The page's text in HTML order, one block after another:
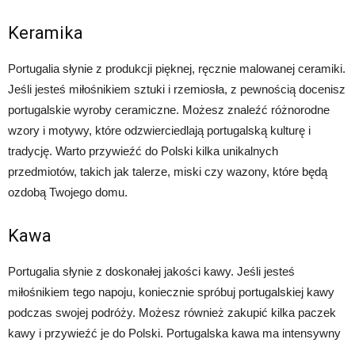
Keramika
Portugalia słynie z produkcji pięknej, ręcznie malowanej ceramiki.
Jeśli jesteś miłośnikiem sztuki i rzemiosła, z pewnością docenisz
portugalskie wyroby ceramiczne. Możesz znaleźć różnorodne
wzory i motywy, które odzwierciedlają portugalską kulturę i
tradycję. Warto przywieźć do Polski kilka unikalnych
przedmiotów, takich jak talerze, miski czy wazony, które będą
ozdobą Twojego domu.
Kawa
Portugalia słynie z doskonałej jakości kawy. Jeśli jesteś
miłośnikiem tego napoju, koniecznie spróbuj portugalskiej kawy
podczas swojej podróży. Możesz również zakupić kilka paczek
kawy i przywieźć je do Polski. Portugalska kawa ma intensywny